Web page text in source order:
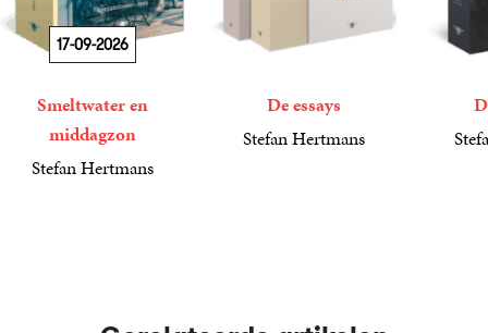
17-09-2026
Smeltwater en
middagzon
Stefan Hertmans
De essays
Stefan Hertmans